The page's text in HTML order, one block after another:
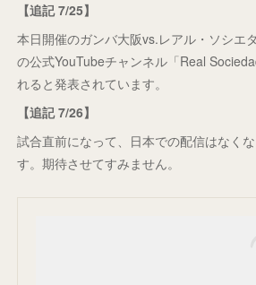
【追記 7/25】
本日開催のガンバ大阪vs.レアル・ソシエ
の公式YouTubeチャンネル「Real
れると発表されています。
【追記 7/26】
試合直前になって、日本での配信はなく
す。期待させてすみません。